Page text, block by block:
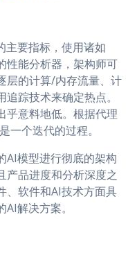
主要指标，使用诸如
能分析器，架构师可
层的计算/内存流量、计
踪技术来确定热点。
乎意料地低。根据代理
一个迭代的过程。
AI模型进行彻底的架构
产品进度和分析深度之
、软件和AI技术方面具
解决方案。